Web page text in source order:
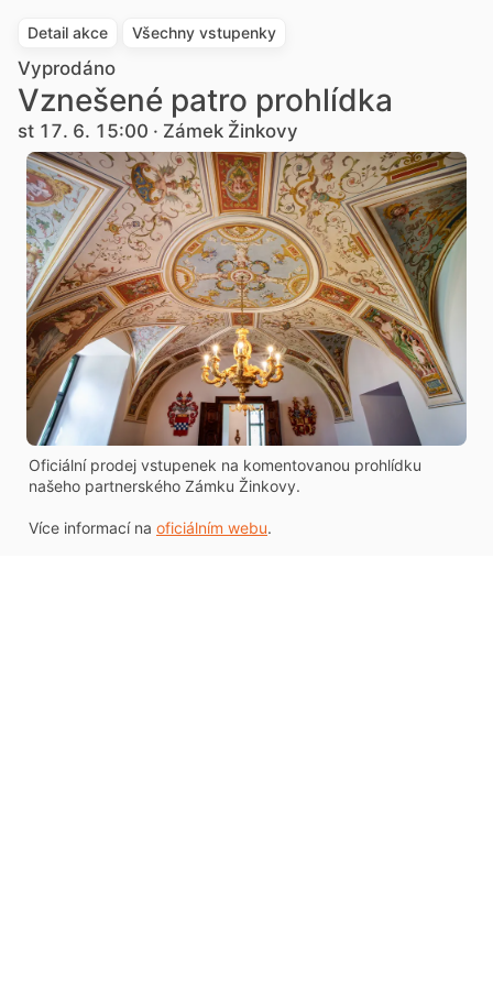
Detail akce Všechny vstupenky
Vyprodáno
Vznešené patro prohlídka
st 17. 6. 15:00 · Zámek Žinkovy
Oficiální prodej vstupenek na komentovanou prohlídku
našeho partnerského Zámku Žinkovy.
Více informací na oficiálním webu.